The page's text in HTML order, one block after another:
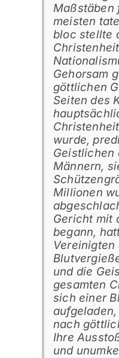
Maßstäben
meisten
bloc stellte
Gehorsam
göttlichen
Seiten des
wurde,
Geistlichen
Männern,
Millionen
Gericht mit
begann,
Vereinigten
und die
gesamten
sich einer
nach
Ihre
und